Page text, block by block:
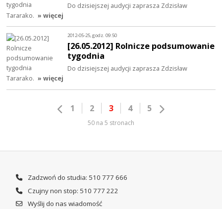
Do dzisiejszej audycji zaprasza Zdzisław
Tararako. » więcej
2012-05-25, godz. 09:50
[26.05.2012] Rolnicze podsumowanie
tygodnia
Do dzisiejszej audycji zaprasza Zdzisław
Tararako. » więcej
1 2 3 4 5
50 na 5 stronach
Zadzwoń do studia: 510 777 666
Czujny non stop: 510 777 222
Wyślij do nas wiadomość